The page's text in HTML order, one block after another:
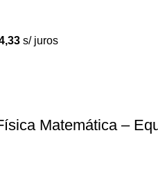
s/ juros
Matemática –